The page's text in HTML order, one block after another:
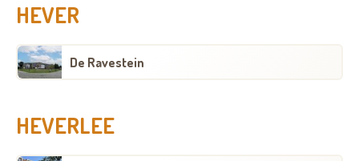
HEVER
De Ravestein
HEVERLEE